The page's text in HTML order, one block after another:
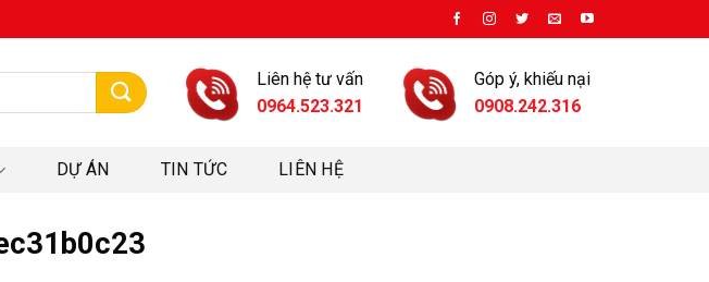
Liên hệ tư vấn
0964.523.321
Góp ý, khiếu nại
0908.242.316
DỰ ÁN TIN TỨC LIÊN HỆ